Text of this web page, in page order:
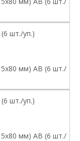
шт./уп.)
мм) АВ (6 шт./
шт./уп.)
мм) АВ (6 шт./